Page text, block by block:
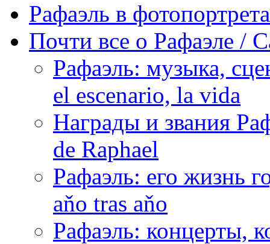
Рафаэль в
Почти все о Рафаэле /
Рафаэль: музыка,
el escenario, la vida
Награды и звания
de Raphael
Рафаэль: его жизнь
aňo tras aňo
Рафаэль: концерты,